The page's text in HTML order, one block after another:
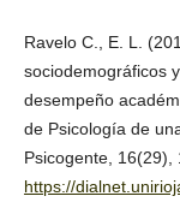
Ravelo C., E. L.
sociodemográficos
desempeño
de Psicología de
Psicogente, 16(29),
https://